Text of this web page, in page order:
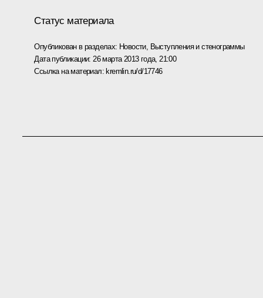
Статус материала
Опубликован в разделах: Новости, Выступления и стенограммы
Дата публикации: 26 марта 2013 года, 21:00
Ссылка на материал: kremlin.ru/d/17746